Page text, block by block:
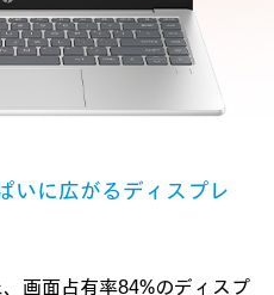
いに広がるディスプレ
画面占有率84%のディスプ